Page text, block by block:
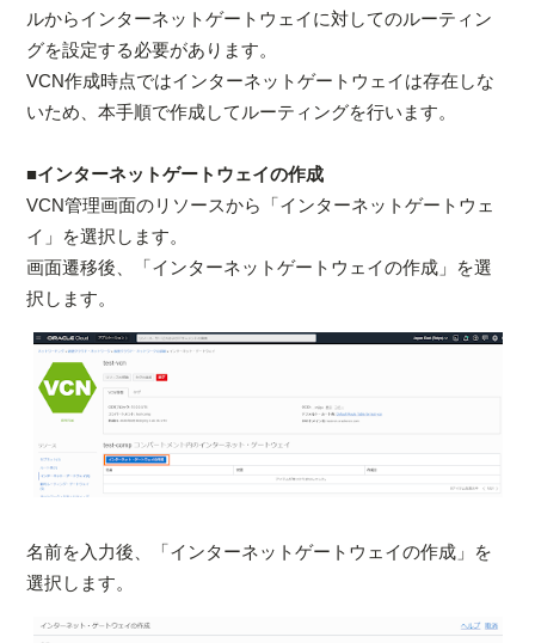
ルからインターネットゲートウェイに対してのルーティン
グを設定する必要があります。
VCN作成時点ではインターネットゲートウェイは存在しな
いため、本手順で作成してルーティングを行います。
■インターネットゲートウェイの作成
VCN管理画面のリソースから「インターネットゲートウェ
イ」を選択します。
画面遷移後、「インターネットゲートウェイの作成」を選
択します。
名前を入力後、「インターネットゲートウェイの作成」を
選択します。